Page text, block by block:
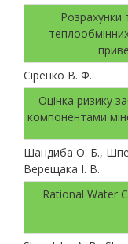
Розрахунки
Сіренко В. Ф.
Оцінка ризику
компонентами
Шандиба О. Б.,
Верещака І. В.
Rational Water